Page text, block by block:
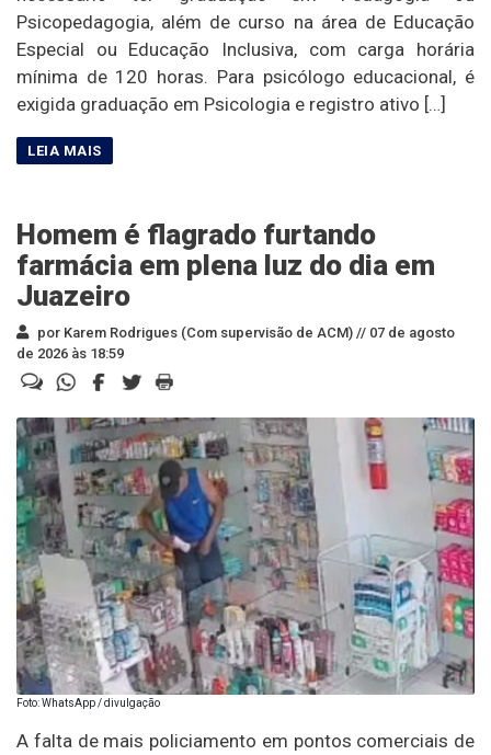
Psicopedagogia, além de curso na área de Educação
Especial ou Educação Inclusiva, com carga horária
mínima de 120 horas. Para psicólogo educacional, é
exigida graduação em Psicologia e registro ativo […]
Homem é flagrado furtando
farmácia em plena luz do dia em
Juazeiro
por Karem Rodrigues (Com supervisão de ACM) // 07 de agosto
de 2026 às 18:59
Foto: WhatsApp / divulgação
A falta de mais policiamento em pontos comerciais de